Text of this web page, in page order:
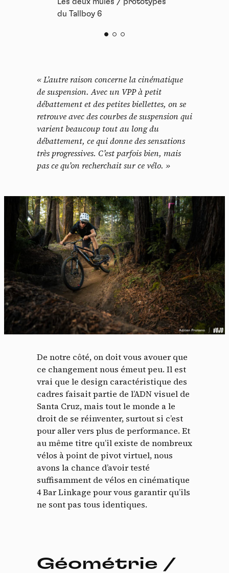
du Tallboy 6
« L’autre raison concerne la cinématique
de suspension. Avec un VPP à petit
débattement et des petites biellettes, on se
retrouve avec des courbes de suspension qui
varient beaucoup tout au long du
débattement, ce qui donne des sensations
très progressives. C’est parfois bien, mais
pas ce qu’on recherchait sur ce vélo. »
De notre côté, on doit vous avouer que
ce changement nous émeut peu. Il est
vrai que le design caractéristique des
cadres faisait partie de l’ADN visuel de
Santa Cruz, mais tout le monde a le
droit de se réinventer, surtout si c’est
pour aller vers plus de performance. Et
au même titre qu’il existe de nombreux
vélos à point de pivot virtuel, nous
avons la chance d’avoir testé
suffisamment de vélos en cinématique
4 Bar Linkage pour vous garantir qu’ils
ne sont pas tous identiques.
Géométrie /